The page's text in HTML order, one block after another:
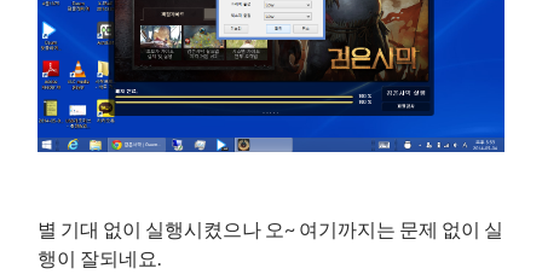
별 기대 없이 실행시켰으나 오~ 여기까지는 문제 없이 실
행이 잘되네요.